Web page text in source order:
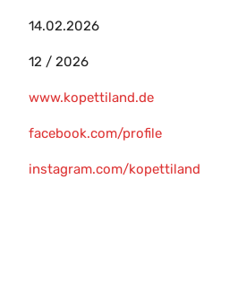
14.02.2026
12 / 2026
www.kopettiland.de
facebook.com/profile
instagram.com/kopettiland